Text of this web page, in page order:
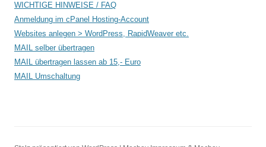
WICHTIGE HINWEISE / FAQ
Anmeldung im cPanel Hosting-Account
Websites anlegen > WordPress, RapidWeaver etc.
MAIL selber übertragen
MAIL übertragen lassen ab 15,- Euro
MAIL Umschaltung